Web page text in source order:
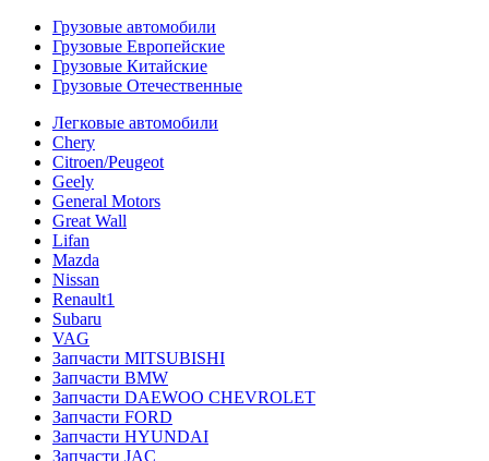
Грузовые автомобили
Грузовые Европейские
Грузовые Китайские
Грузовые Отечественные
Легковые автомобили
Chery
Citroen/Peugeot
Geely
General Motors
Great Wall
Lifan
Mazda
Nissan
Renault1
Subaru
VAG
Запчасти MITSUBISHI
Запчасти BMW
Запчасти DAEWOO CHEVROLET
Запчасти FORD
Запчасти HYUNDAI
Запчасти JAC